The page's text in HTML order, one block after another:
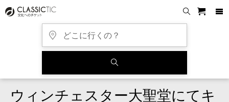
ウィンチェスター大聖堂にてキ